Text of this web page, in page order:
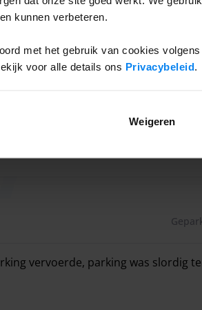
kunnen verbeteren.
met het gebruik van cookies
voor alle details ons Privacybeleid.
Weigeren
wachtruimte waar je gebruik kunt
vervoerde, parking was slordig